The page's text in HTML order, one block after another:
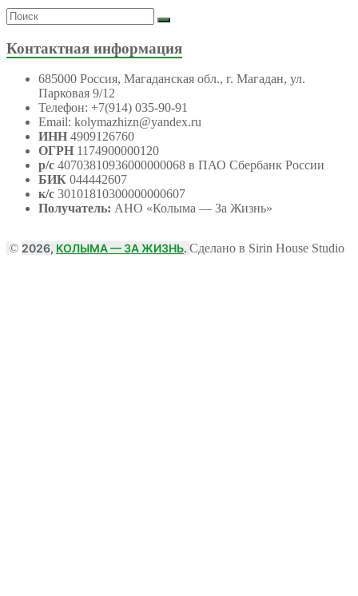
Контактная информация
685000 Россия, Магаданская обл., г. Магадан, ул.
Парковая 9/12
Телефон: +7(914) 035-90-91
Email: kolymazhizn@yandex.ru
ИНН 4909126760
ОГРН 1174900000120
р/с 40703810936000000068 в ПАО Сбербанк России
БИК 044442607
к/с 30101810300000000607
Получатель: АНО «Колыма — За Жизнь»
© 2026, КОЛЫМА — ЗА ЖИЗНЬ. Сделано в Sirin House Studio